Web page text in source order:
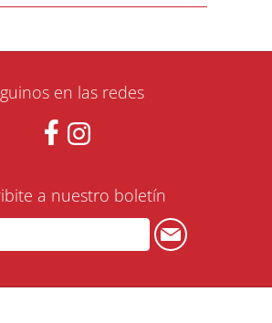
en las redes
a nuestro boletín